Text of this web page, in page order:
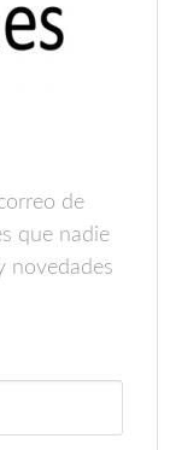
de
que nadie
novedades